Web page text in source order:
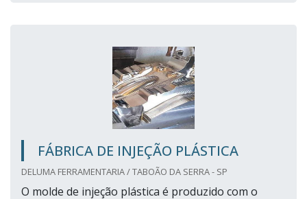
FÁBRICA DE INJEÇÃO PLÁSTICA
DELUMA FERRAMENTARIA / TABOÃO DA SERRA - SP
O molde de injeção plástica é produzido com o